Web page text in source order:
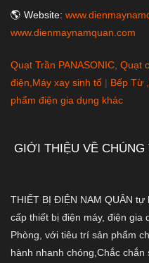
🌎 Website:
www.dienmaynamquan.com
Quạt Trần PANASONIC, Quạt
điện,Máy xay sinh tố | Bếp Từ
phẩm điện gia dụng khác
GIỚI THIỆU VỀ CHÚNG
THIẾT BỊ ĐIỆN NAM QUÂN
cấp thiết bị điện máy, điện gia
Phòng, với tiêu trí sản phẩm
hành nhanh chóng,Chắc